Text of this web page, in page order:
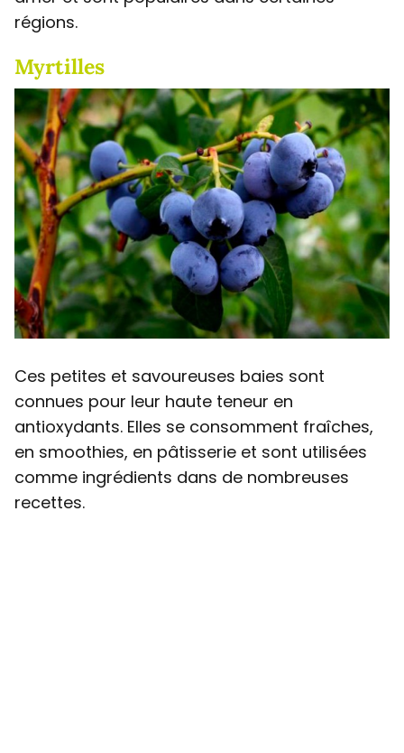
régions.
Myrtilles
Ces petites et savoureuses baies sont
connues pour leur haute teneur en
antioxydants. Elles se consomment fraîches,
en smoothies, en pâtisserie et sont utilisées
comme ingrédients dans de nombreuses
recettes.